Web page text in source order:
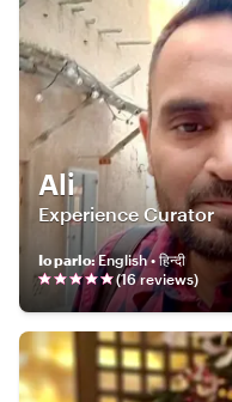
Ali
Experience Curator
Io parlo:English • हिन्दी
(16reviews)